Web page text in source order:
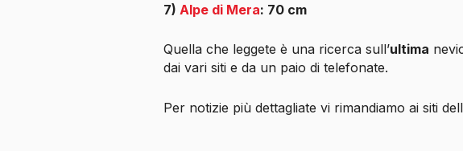
7) Alpe di Mera: 70 cm
Quella che leggete è una ricerca sull’ultima
dai vari siti e da un paio di telefonate.
Per notizie più dettagliate vi rimandiamo ai siti